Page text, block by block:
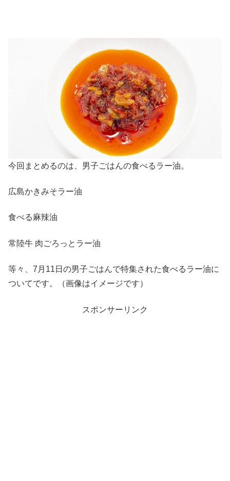
今回まとめるのは、男子ごはんの食べるラー油。
広島かきみそラー油
食べる麻辣油
常陸牛 肉ごろっとラー油
等々、7月11日の男子ごはんで特集された食べるラー油に
ついてです。（画像はイメージです）
スポンサーリンク